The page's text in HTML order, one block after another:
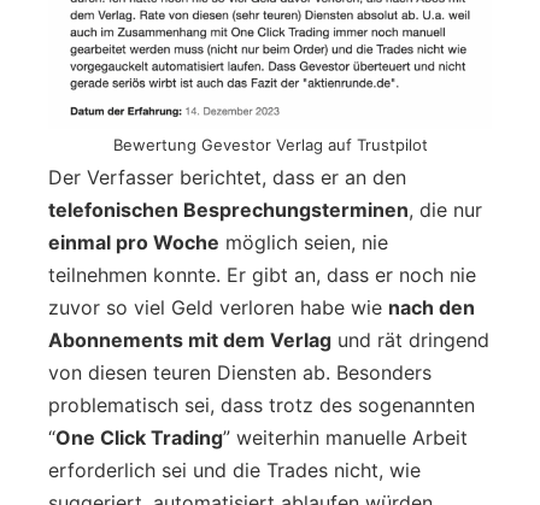
Bewertung Gevestor Verlag auf Trustpilot
Der Verfasser berichtet, dass er an den
telefonischen Besprechungsterminen, die nur
einmal pro Woche möglich seien, nie
teilnehmen konnte. Er gibt an, dass er noch nie
zuvor so viel Geld verloren habe wie nach den
Abonnements mit dem Verlag und rät dringend
von diesen teuren Diensten ab. Besonders
problematisch sei, dass trotz des sogenannten
“One Click Trading” weiterhin manuelle Arbeit
erforderlich sei und die Trades nicht, wie